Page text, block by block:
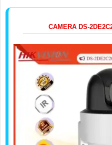
CAMERA DS-